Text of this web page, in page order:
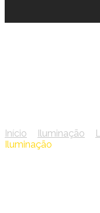
Início Iluminação
Iluminação